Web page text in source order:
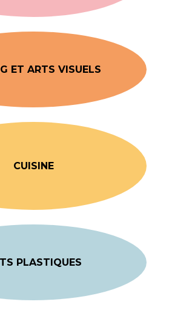
ET ARTS VISUELS
CUISINE
PLASTIQUES